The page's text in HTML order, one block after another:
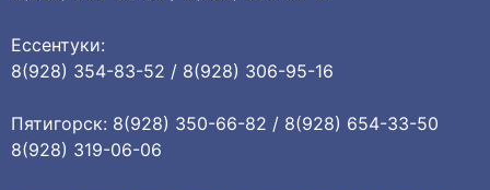
Ессентуки:
8(928) 354-83-52 / 8(928) 306-95-16
Пятигорск: 8(928) 350-66-82 / 8(928) 654-33-50
8(928) 319-06-06